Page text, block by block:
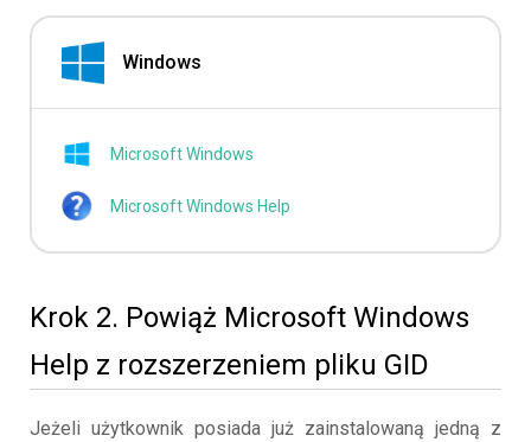
Windows
Microsoft Windows
Microsoft Windows Help
Krok 2. Powiąż Microsoft Windows
Help z rozszerzeniem pliku GID
Jeżeli użytkownik posiada już zainstalowaną jedną z